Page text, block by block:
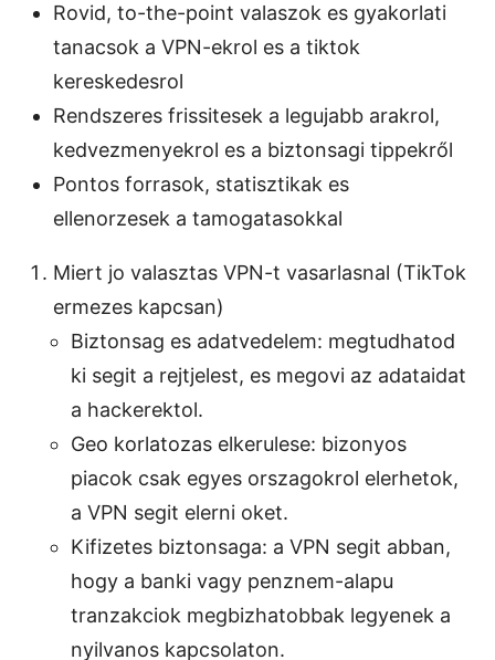
Rovid, to-the-point valaszok es gyakorlati
tanacsok a VPN-ekrol es a tiktok
kereskedesrol
Rendszeres frissitesek a legujabb arakrol,
kedvezmenyekrol es a biztonsagi tippekről
Pontos forrasok, statisztikak es
ellenorzesek a tamogatasokkal
Miert jo valasztas VPN-t vasarlasnal (TikTok
ermezes kapcsan)
Biztonsag es adatvedelem: megtudhatod
ki segit a rejtjelest, es megovi az adataidat
a hackerektol.
Geo korlatozas elkerulese: bizonyos
piacok csak egyes orszagokrol elerhetok,
a VPN segit elerni oket.
Kifizetes biztonsaga: a VPN segit abban,
hogy a banki vagy penznem-alapu
tranzakciok megbizhatobbak legyenek a
nyilvanos kapcsolaton.